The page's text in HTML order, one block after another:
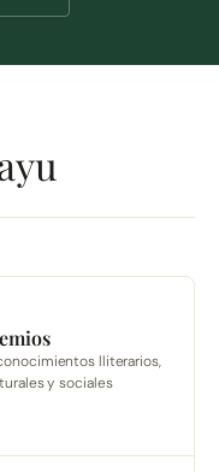
lliterarios,
y sociales